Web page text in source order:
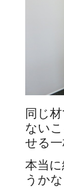
同じ
ない
せる一
本当
うかな